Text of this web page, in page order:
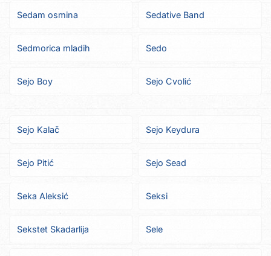
Sedam osmina Sedative Band
Sedmorica mladih Sedo
Sejo Boy Sejo Cvolić
Sejo Kalač Sejo Keydura
Sejo Pitić Sejo Sead
Seka Aleksić Seksi
Sekstet Skadarlija Sele